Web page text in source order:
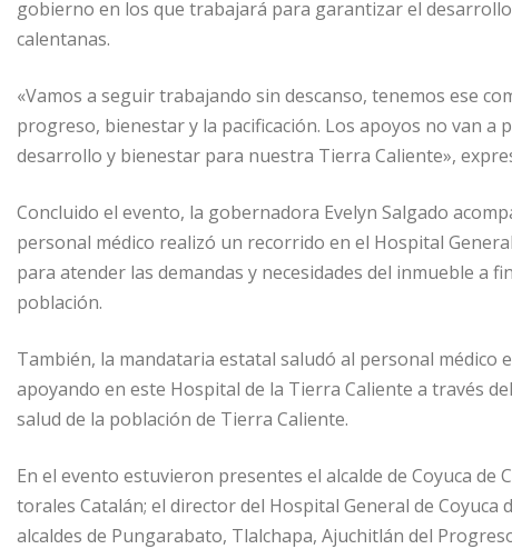
gobierno en los que trabajará para garantizar el
calentanas.
«Vamos a seguir trabajando sin descanso, tenemos ese
progreso, bienestar y la pacificación. Los apoyos no van
desarrollo y bienestar para nuestra Tierra Caliente»,
Concluido el evento, la gobernadora Evelyn Salgado
personal médico realizó un recorrido en el Hospital
para atender las demandas y necesidades del inmueble a
población.
También, la mandataria estatal saludó al personal médico
apoyando en este Hospital de la Tierra Caliente a través
salud de la población de Tierra Caliente.
En el evento estuvieron presentes el alcalde de Coyuca
torales Catalán; el director del Hospital General de Coyuca
alcaldes de Pungarabato, Tlalchapa, Ajuchitlán del